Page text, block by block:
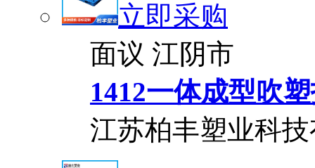
立即采购
面议 江阴市
1412一体成型吹
江苏柏丰塑业科